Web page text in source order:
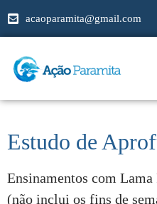
acaoparamita@gmail.com
Estudo de
Ensinamentos com Lama
(não inclui os fins de